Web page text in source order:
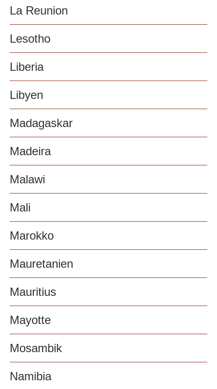
La Reunion
Lesotho
Liberia
Libyen
Madagaskar
Madeira
Malawi
Mali
Marokko
Mauretanien
Mauritius
Mayotte
Mosambik
Namibia